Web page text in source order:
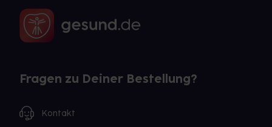
Fragen zu Deiner Bestellung?
Kontakt